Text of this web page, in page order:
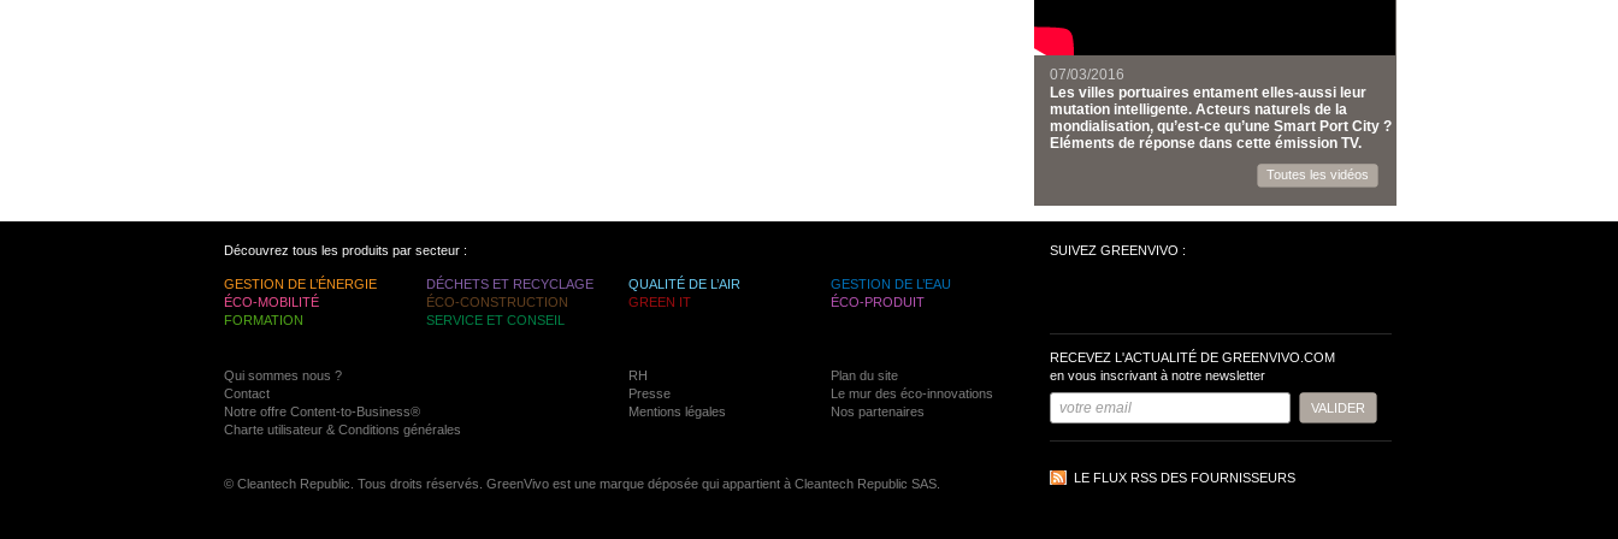
07/03/2016
Les villes portuaires entament elles-aussi leur
mutation intelligente. Acteurs naturels de la
mondialisation, qu’est-ce qu’une Smart Port City ?
Eléments de réponse dans cette émission TV.
Toutes les vidéos
Découvrez tous les produits par secteur :
GESTION DE L’ÉNERGIE DÉCHETS ET RECYCLAGE QUALITÉ DE L’AIR
GESTION DE L’EAU
ÉCO-MOBILITÉ
ÉCO-CONSTRUCTION GREEN IT
ÉCO-PRODUIT
FORMATION
SERVICE ET CONSEIL
Qui sommes nous ? RH
Plan du site
Contact
Presse
Le mur des éco-innovations
Notre offre Content-to-Business®
Mentions légales
Nos partenaires
Charte utilisateur & Conditions générales
© Cleantech Republic. Tous droits réservés. GreenVivo est une marque déposée qui appartient à Cleantech Republic SAS.
SUIVEZ GREENVIVO :
RECEVEZ L'ACTUALITÉ DE GREENVIVO.COM
en vous inscrivant à notre newsletter
LE FLUX RSS DES FOURNISSEURS